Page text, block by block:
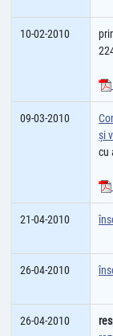
10-02-2010
09-03-2010
şi
cu
21-04-2010
26-04-2010
26-04-2010